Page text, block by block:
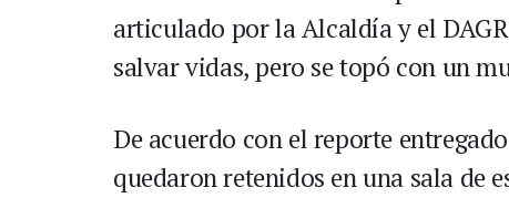
articulado por la Alcaldía y el
salvar vidas, pero se topó con un
De acuerdo con el reporte
quedaron retenidos en una sala de